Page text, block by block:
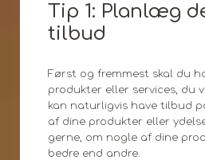
Tip 1: Planlæg
tilbud
Først og fremmest skal du
produkter eller services, du
kan naturligvis have tilbud
af dine produkter eller
gerne, om nogle af dine
bedre end andre.